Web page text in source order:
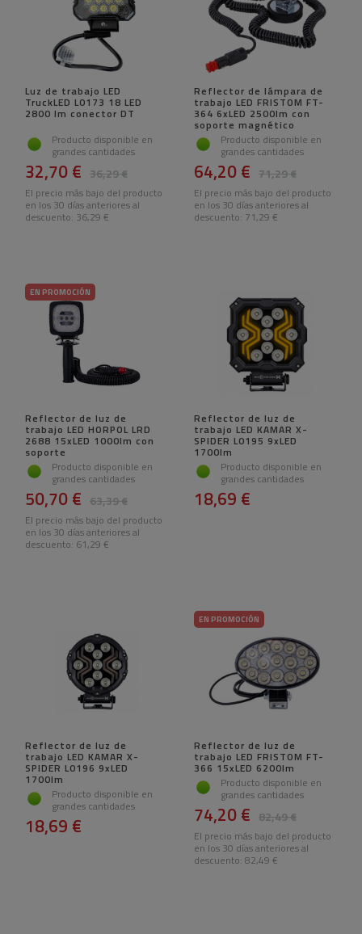
Luz de trabajo LED
TruckLED L0173 18 LED
2800 lm conector DT
Producto disponible en
grandes cantidades
36,29 €
32,70 €
El precio más bajo del producto
en los 30 días anteriores al
descuento: 36,29 €
Reflector de lámpara de
trabajo LED FRISTOM FT-
364 6xLED 2500lm con
soporte magnético
Producto disponible en
grandes cantidades
71,29 €
64,20 €
El precio más bajo del producto
en los 30 días anteriores al
descuento: 71,29 €
EN PROMOCIÓN
Reflector de luz de
trabajo LED HORPOL LRD
2688 15xLED 1000lm con
soporte
Producto disponible en
grandes cantidades
63,39 €
50,70 €
El precio más bajo del producto
en los 30 días anteriores al
descuento: 61,29 €
Reflector de luz de
trabajo LED KAMAR X-
SPIDER L0195 9xLED
1700lm
Producto disponible en
grandes cantidades
18,69 €
Reflector de luz de
trabajo LED KAMAR X-
SPIDER L0196 9xLED
1700lm
Producto disponible en
grandes cantidades
18,69 €
EN PROMOCIÓN
Reflector de luz de
trabajo LED FRISTOM FT-
366 15xLED 6200lm
Producto disponible en
grandes cantidades
82,49 €
74,20 €
El precio más bajo del producto
en los 30 días anteriores al
descuento: 82,49 €